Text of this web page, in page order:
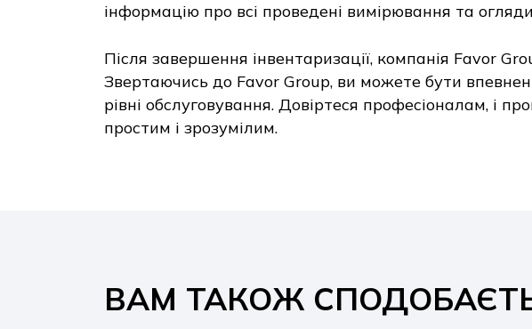
інформацію про всі проведені вимірювання та
Після завершення інвентаризації, компанія Favor
Звертаючись до Favor Group, ви можете бути
рівні обслуговування. Довіртеся професіоналам, і
простим і зрозумілим.
ВАМ ТАКОЖ